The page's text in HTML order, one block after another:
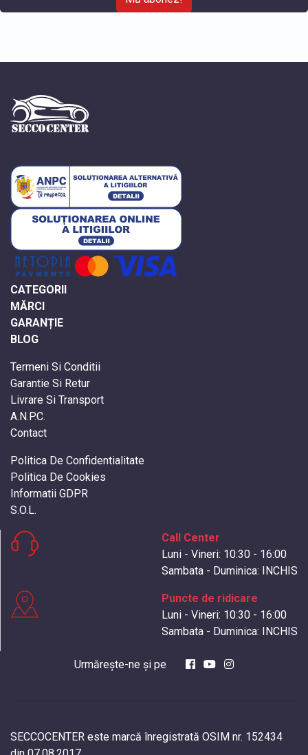
CATEGORII
MĂRCI
GARANȚIE
BLOG
Termeni Si Conditii
Garantie Si Retur
Livrare Si Transport
A.N.P.C.
Contact
Politica De Confidentialitate
Politica De Cookies
Informatii GDPR
S.O.L.
Call Center
Luni - Vineri: 10:30 - 16:00
Sambata - Duminica: INCHIS
Puncte de ridicare
Luni - Vineri: 10:30 - 16:00
Sambata - Duminica: INCHIS
Urmărește-ne și pe
SECCOCENTER este marcă înregistrată OSIM nr. 152434